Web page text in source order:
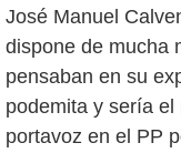
José Manuel
dispone de mucha
pensaban en su
podemita y sería
portavoz en el PP